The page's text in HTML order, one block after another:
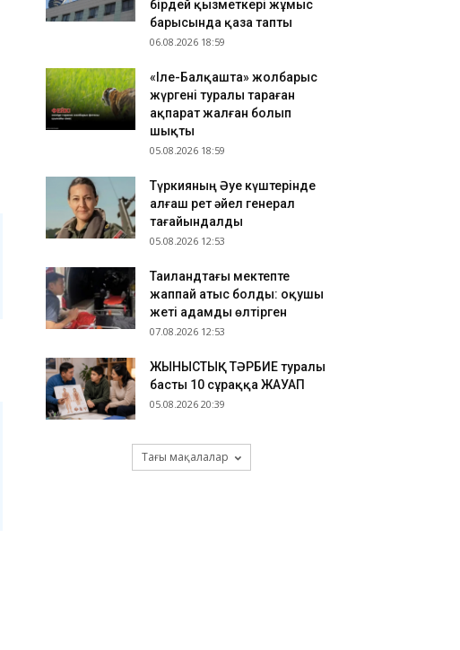
Қазақстандық ескек есушілер Азия
чемпионатында 4 медаль жеңіп алды
Астанадан Омбыға әуе рейстері уақытша
тоқтатылды
07.08.2026 17:41
​Танымал курорттағы қорық қызметкерін
бірдей қызметкері жұмыс
барысында қаза тапты
06.08.2026 18:59
«Іле-Балқашта» жолбарыс
жүргені туралы тараған
ақпарат жалған болып
шықты
05.08.2026 18:59
Түркияның Әуе күштерінде
алғаш рет әйел генерал
тағайындалды
05.08.2026 12:53
Таиландтағы мектепте
жаппай атыс болды: оқушы
жеті адамды өлтірген
07.08.2026 12:53
ЖЫНЫСТЫҚ ТӘРБИЕ туралы
басты 10 сұраққа ЖАУАП
05.08.2026 20:39
Тағы мақалалар